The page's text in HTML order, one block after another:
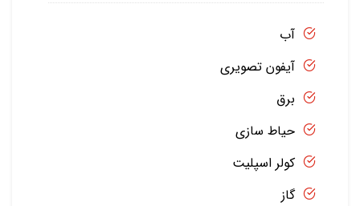
آب
آیفون تصویری
برق
حیاط سازی
کولر اسپلیت
گاز